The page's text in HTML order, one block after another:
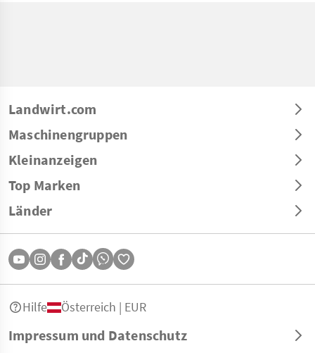
Landwirt.com
Maschinengruppen
Kleinanzeigen
Top Marken
Länder
Impressum und Datenschutz
Hilfe Österreich | EUR